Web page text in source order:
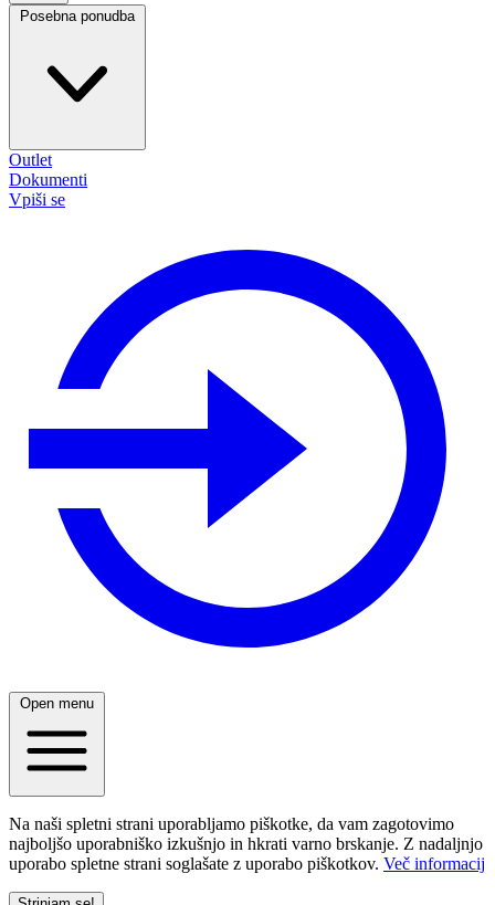
Posebna ponudba
Outlet
Dokumenti
Vpiši se
Open menu
Na naši spletni strani uporabljamo piškotke, da vam zagotovimo
najboljšo uporabniško izkušnjo in hkrati varno brskanje. Z nadaljnjo
uporabo spletne strani soglašate z uporabo piškotkov. Več informacij